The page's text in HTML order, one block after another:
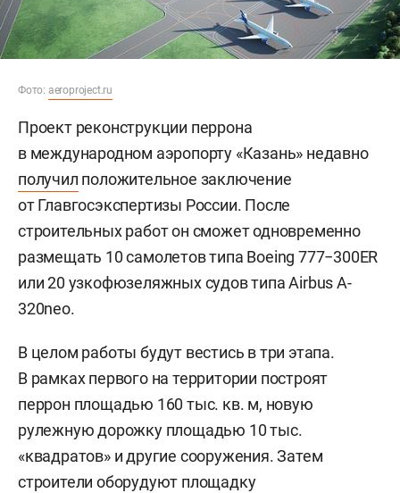
Фото: aeroproject.ru
Проект реконструкции перрона
в международном аэропорту «Казань» недавно
получил положительное заключение
от Главгосэкспертизы России. После
строительных работ он сможет одновременно
размещать 10 самолетов типа Boeing 777−300ER
или 20 узкофюзеляжных судов типа Airbus A-
320neo.
В целом работы будут вестись в три этапа.
В рамках первого на территории построят
перрон площадью 160 тыс. кв. м, новую
рулежную дорожку площадью 10 тыс.
«квадратов» и другие сооружения. Затем
строители оборудуют площадку